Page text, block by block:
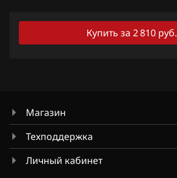
KYC
Lancia
Купить за 2 810 руб.
Магазин
Техподдержка
Личный кабинет